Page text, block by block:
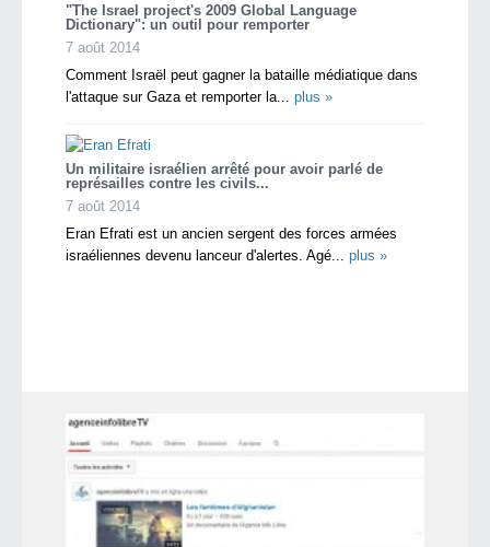
"The Israel project's 2009 Global Language
Dictionary": un outil pour remporter
7 août 2014
Comment Israël peut gagner la bataille médiatique dans
l'attaque sur Gaza et remporter la... plus »
Un militaire israélien arrêté pour avoir parlé de
représailles contre les civils...
7 août 2014
Eran Efrati est un ancien sergent des forces armées
israéliennes devenu lanceur d'alertes. Agé... plus »